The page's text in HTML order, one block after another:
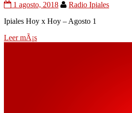
1 agosto, 2018
Radio Ipiales
Ipiales Hoy x Hoy – Agosto 1
Leer mÃ¡s